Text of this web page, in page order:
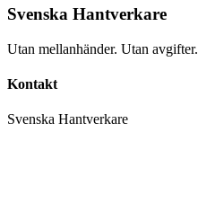
Svenska Hantverkare
Utan mellanhänder. Utan avgifter.
Kontakt
Svenska Hantverkare